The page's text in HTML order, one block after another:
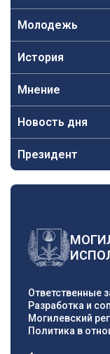
Молодежь
История
Мнение
Новость дня
Президент
Ответственные
Разработка и
Могилевский
Политика в